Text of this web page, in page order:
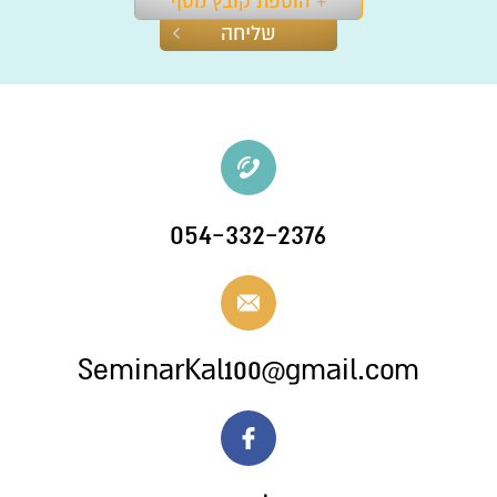
054-332-2376
SeminarKal100@gmail.com